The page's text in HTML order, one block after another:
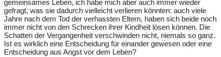
gemeinsames Leben, ich habe mich aber auch immer wieder
gefragt, was sie dadurch vielleicht verlieren könnten: auch viele
Jahre nach dem Tod der verhassten Eltern, haben sich beide noch
immer nicht von den Schrecken ihrer Kindheit lösen können. Die
Schatten der Vergangenheit verschwinden nicht, niemals so ganz.
Ist es wirklich eine Entscheidung für einander gewesen oder eine
Entscheidung aus Angst vor dem Leben?